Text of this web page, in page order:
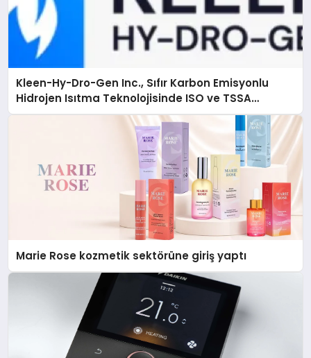
Kleen-Hy-Dro-Gen Inc., Sıfır Karbon Emisyonlu
Hidrojen Isıtma Teknolojisinde ISO ve TSSA
Düzenleyici Onaylarını Aldı
Marie Rose kozmetik sektörüne giriş yaptı